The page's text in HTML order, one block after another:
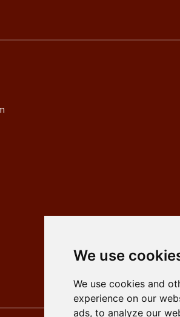
We use
We use cookies and
experience on our
ads, to analyze our